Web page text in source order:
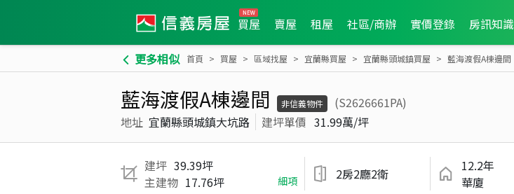
買屋 賣屋 租屋 社區/商辦 實價登錄 房訊知識
更多相似 首頁 買屋 區域找屋 宜蘭縣買屋 宜蘭縣頭城鎮買屋 藍海渡假A棟邊間
藍海渡假A棟邊間 非信義物件
(S2626661PA)
地址 宜蘭縣頭城鎮大坑路 建坪單價 31.99萬/坪
建坪 39.39坪
主建物 17.76坪 細項 2房2廳2衛
12.2年
華廈